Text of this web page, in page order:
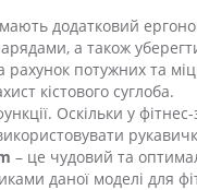
додатковий
а також
рахунок потужних та
кістового суглоба.
Оскільки у
– це чудовий та
даної моделі для